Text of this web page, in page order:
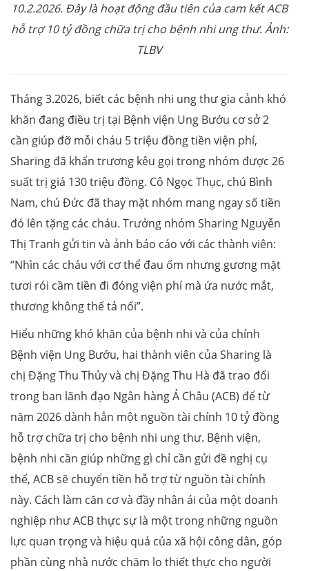
10.2.2026. Đây là hoạt động đầu tiên của cam kết ACB
hỗ trợ 10 tỷ đồng chữa trị cho bệnh nhi ung thư. Ảnh:
TLBV
Tháng 3.2026, biết các bệnh nhi ung thư gia cảnh khó
khăn đang điều trị tại Bệnh viện Ung Bướu cơ sở 2
cần giúp đỡ mỗi cháu 5 triệu đồng tiền viện phí,
Sharing đã khẩn trương kêu gọi trong nhóm được 26
suất trị giá 130 triệu đồng. Cô Ngọc Thục, chú Bình
Nam, chú Đức đã thay mặt nhóm mang ngay số tiền
đó lên tặng các cháu. Trưởng nhóm Sharing Nguyễn
Thị Tranh gửi tin và ảnh báo cáo với các thành viên:
“Nhìn các cháu với cơ thể đau ốm nhưng gương mặt
tươi rói cầm tiền đi đóng viện phí mà ứa nước mắt,
thương không thể tả nổi”.
Hiểu những khó khăn của bệnh nhi và của chính
Bệnh viện Ung Bướu, hai thành viên của Sharing là
chị Đặng Thu Thủy và chị Đặng Thu Hà đã trao đổi
trong ban lãnh đạo Ngân hàng Á Châu (ACB) để từ
năm 2026 dành hẳn một nguồn tài chính 10 tỷ đồng
hỗ trợ chữa trị cho bệnh nhi ung thư. Bệnh viện,
bệnh nhi cần giúp những gì chỉ cần gửi đề nghị cụ
thể, ACB sẽ chuyển tiền hỗ trợ từ nguồn tài chính
này. Cách làm căn cơ và đầy nhân ái của một doanh
nghiệp như ACB thực sự là một trong những nguồn
lực quan trọng và hiệu quả của xã hội công dân, góp
phần cùng nhà nước chăm lo thiết thực cho người